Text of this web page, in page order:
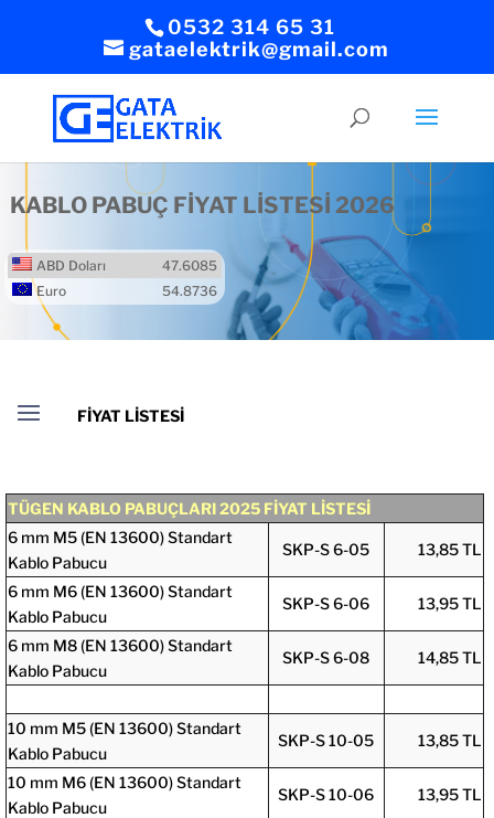
0532 314 65 31
gataelektrik@gmail.com
KABLO PABUÇ FİYAT LİSTESİ 2026
ABD Doları
47.6085
Euro
54.8736
TÜGEN KABLO PABUÇLARI 2025 FİYAT LİSTESİ
6 mm M5 (EN 13600) Standart
Kablo Pabucu
SKP-S 6-05 13,85 TL
6 mm M6 (EN 13600) Standart
Kablo Pabucu
SKP-S 6-06 13,95 TL
6 mm M8 (EN 13600) Standart
Kablo Pabucu
SKP-S 6-08 14,85 TL
10 mm M5 (EN 13600) Standart
Kablo Pabucu
SKP-S 10-05 13,85 TL
10 mm M6 (EN 13600) Standart
Kablo Pabucu
SKP-S 10-06 13,95 TL